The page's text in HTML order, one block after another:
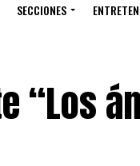
SECCIONES
“Los